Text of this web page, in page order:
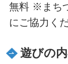
無料 ※まち
にご協力く
遊びの